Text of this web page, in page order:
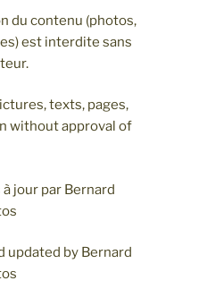
du contenu (photos,
est interdite sans
texts, pages,
without approval of
jour par Bernard
updated by Bernard